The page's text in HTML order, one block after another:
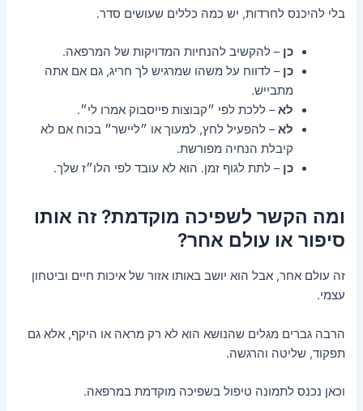
בלי להיכנס לחרדות, יש כמה כללים שעושים סדר.
כן – להקשיב להנחיות המדויקות של המרפאה.
כן – לדווח על משהו שמרגיש לך חריג, גם אם אתה
מתבייש.
לא– ללכת לפי ״קבוצות פייסבוק אמרו לי״.
לא– להפעיל לחץ, למעוך או ״ליישר״ בכוח אם לא
קיבלת הנחיה מפורשת.
כן – לתת לגוף זמן. הוא לא עובד לפי הלו״ז שלך.
ומה הקשר לשפיכה מוקדמת? זה אותו
סיפור או עולם אחר?
זה עולם אחר, אבל הוא יושב באותו אזור של איכות חיים וביטחון
עצמי.
הרבה גברים מגלים שהנושא הוא לא רק מראה או היקף, אלא גם
תפקוד, שליטה והרגשה.
וכאן נכנס לתמונה טיפול בשפיכה מוקדמת במרפאה.